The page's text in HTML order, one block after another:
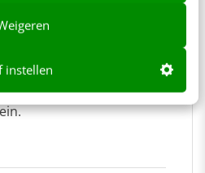
instellen
van de boeken Het
in the Cloud en Me
Volgen via Twitter?